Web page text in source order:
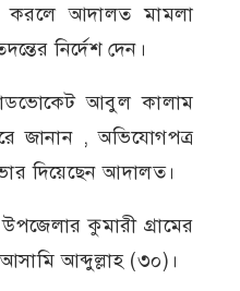
করলে আদালত মামলা
নির্দেশ দেন।
আবুল কালাম
জানান , অভিযোগপত্র
দিয়েছেন আদালত।
কুমারী গ্রামের
আব্দুল্লাহ (৩০)।